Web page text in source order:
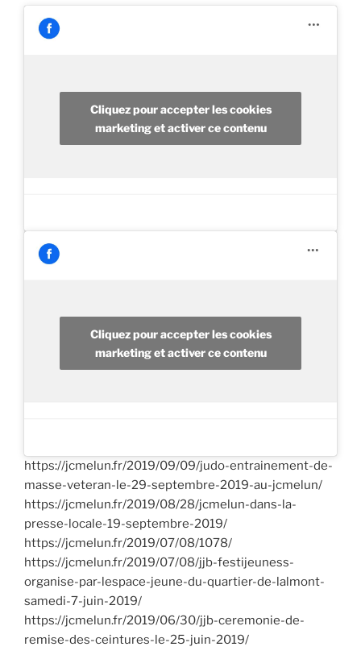
Cliquez pour accepter les cookies
marketing et activer ce contenu
Cliquez pour accepter les cookies
marketing et activer ce contenu
https://jcmelun.fr/2019/09/09/judo-entrainement-de-
masse-veteran-le-29-septembre-2019-au-jcmelun/
https://jcmelun.fr/2019/08/28/jcmelun-dans-la-
presse-locale-19-septembre-2019/
https://jcmelun.fr/2019/07/08/1078/
https://jcmelun.fr/2019/07/08/jjb-festijeuness-
organise-par-lespace-jeune-du-quartier-de-lalmont-
samedi-7-juin-2019/
https://jcmelun.fr/2019/06/30/jjb-ceremonie-de-
remise-des-ceintures-le-25-juin-2019/